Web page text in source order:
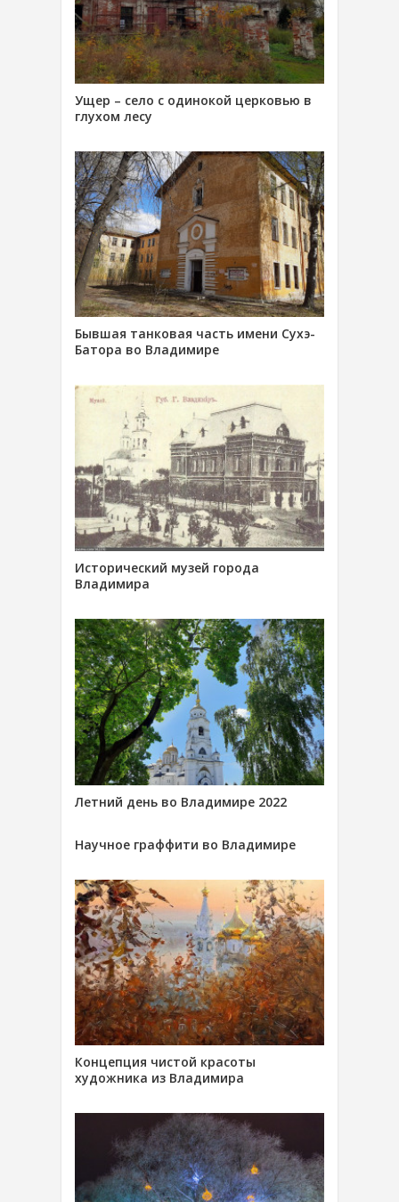
Ущер – село с одинокой церковью в
глухом лесу
Бывшая танковая часть имени Сухэ-
Батора во Владимире
Исторический музей города
Владимира
Летний день во Владимире 2022
Научное граффити во Владимире
Концепция чистой красоты
художника из Владимира